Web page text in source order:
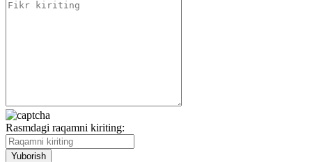
Rasmdagi raqamni kiriting: